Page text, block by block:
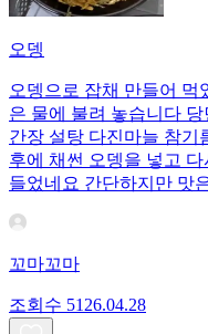
오뎅
오뎅으로 잡채 만들어 먹
은 물에 불려 놓습니다
간장 설탕 다진마늘 참기
후에 채썬 오뎅을 넣고
들었네요 간단하지만 맛
꼬마꼬마
조회수 51 26.04.28